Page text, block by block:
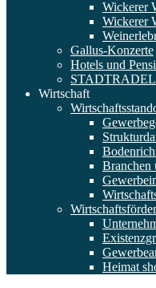
Wickerer
Wickerer
Gallus-Konzerte
Hotels und
Wirtschaft
Branchen
Heimat